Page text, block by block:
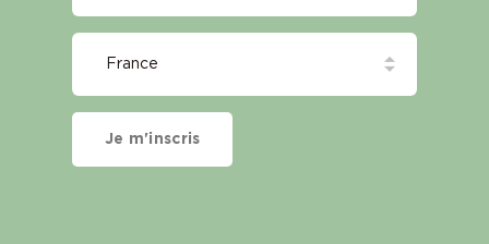
Je m'inscris